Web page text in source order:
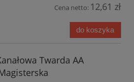
Cena netto: 12,61 zł
do koszyka
Twarda AA